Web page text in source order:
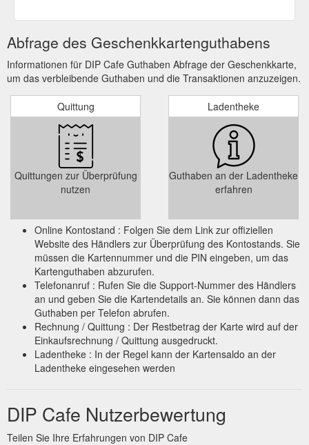
Abfrage des Geschenkkartenguthabens
Informationen für DIP Cafe Guthaben Abfrage der Geschenkkarte,
um das verbleibende Guthaben und die Transaktionen anzuzeigen.
Quittung
Quittungen zur Überprüfung
nutzen
Ladentheke
Guthaben an der Ladentheke
erfahren
Online Kontostand : Folgen Sie dem Link zur offiziellen
Website des Händlers zur Überprüfung des Kontostands. Sie
müssen die Kartennummer und die PIN eingeben, um das
Kartenguthaben abzurufen.
Telefonanruf : Rufen Sie die Support-Nummer des Händlers
an und geben Sie die Kartendetails an. Sie können dann das
Guthaben per Telefon abrufen.
Rechnung / Quittung : Der Restbetrag der Karte wird auf der
Einkaufsrechnung / Quittung ausgedruckt.
Ladentheke : In der Regel kann der Kartensaldo an der
Ladentheke eingesehen werden
DIP Cafe Nutzerbewertung
Teilen Sie Ihre Erfahrungen von DIP Cafe